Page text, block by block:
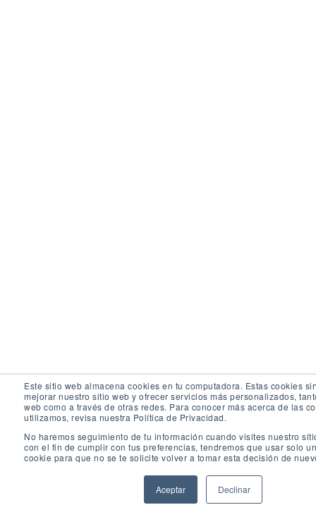
Este sitio web almacena cookies en tu computadora. Estas cookies
mejorar nuestro sitio web y ofrecer servicios más personalizados,
web como a través de otras redes. Para conocer más acerca de las
utilizamos, revisa nuestra Política de Privacidad.
No haremos seguimiento de tu información cuando visites nuestro
con el fin de cumplir con tus preferencias, tendremos que usar solo
cookie para que no se te solicite volver a tomar esta decisión de
Aceptar Declinar